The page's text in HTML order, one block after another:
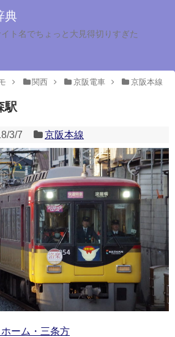
典
ト名でちょっと大見得切りすぎた
関西 京阪電車 京阪本線
駅
3/7 京阪本線
ホーム・三条方